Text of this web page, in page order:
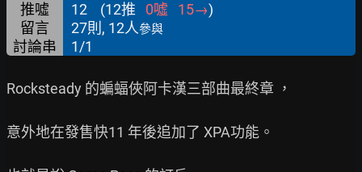
推噓 12 (12推 0噓 15→)
留言
27則, 12人參與
討論串 1/1
Rocksteady 的蝙蝠俠阿卡漢三部曲最終章 ，
意外地在發售快11 年後追加了 XPA功能。